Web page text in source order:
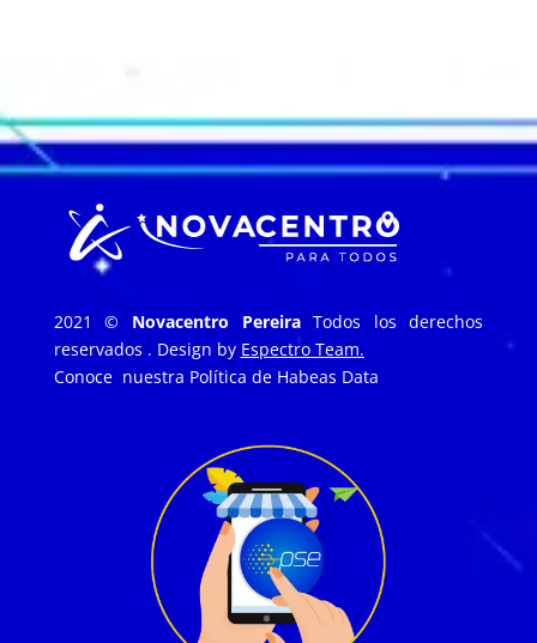
2021 © Novacentro PereiraTodos los derechos
reservados . Design by Espectro Team.
Conoce nuestra Política de Habeas Data